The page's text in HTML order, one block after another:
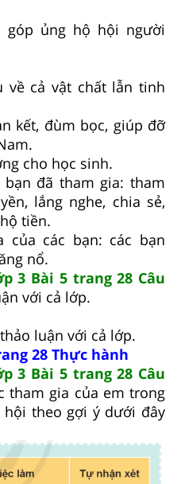
góp ủng hộ hội người
về cả vật chất lẫn tinh
kết, đùm bọc, giúp đỡ
cho học sinh.
đã tham gia: tham
lắng nghe, chia sẻ,
tiền.
các bạn: các bạn
nổ.
3 Bài 5 trang 28 Câu
với cả lớp.
luận với cả lớp.
28 Thực hành
3 Bài 5 trang 28 Câu
tham gia của em trong
theo gợi ý dưới đây